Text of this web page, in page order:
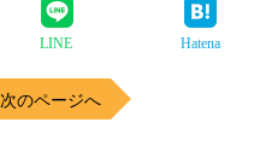
LINE Hatena
次のページへ